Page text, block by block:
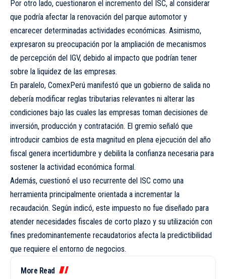
Por otro lado, cuestionaron el incremento del ISC, al considerar
que podría afectar la renovación del parque automotor y
encarecer determinadas actividades económicas. Asimismo,
expresaron su preocupación por la ampliación de mecanismos
de percepción del IGV, debido al impacto que podrían tener
sobre la liquidez de las empresas.
En paralelo, ComexPerú manifestó que un gobierno de salida no
debería modificar reglas tributarias relevantes ni alterar las
condiciones bajo las cuales las empresas toman decisiones de
inversión, producción y contratación. El gremio señaló que
introducir cambios de esta magnitud en plena ejecución del año
fiscal genera incertidumbre y debilita la confianza necesaria para
sostener la actividad económica formal.
Además, cuestionó el uso recurrente del ISC como una
herramienta principalmente orientada a incrementar la
recaudación. Según indicó, este impuesto no fue diseñado para
atender necesidades fiscales de corto plazo y su utilización con
fines predominantemente recaudatorios afecta la predictibilidad
que requiere el entorno de negocios.
More Read